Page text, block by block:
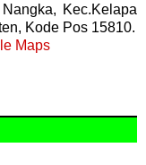
Kec.Kelapa
Kode Pos 15810.
Maps